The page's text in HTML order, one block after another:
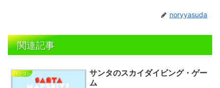
noryyasuda
関連記事
パソコン
サンタのスカイダイビング・ゲー
ム